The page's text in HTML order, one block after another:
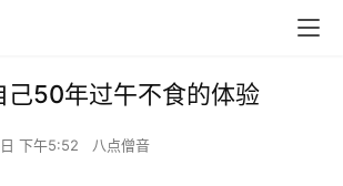
己50年过午不食的体验
下午5:52 八点僧音